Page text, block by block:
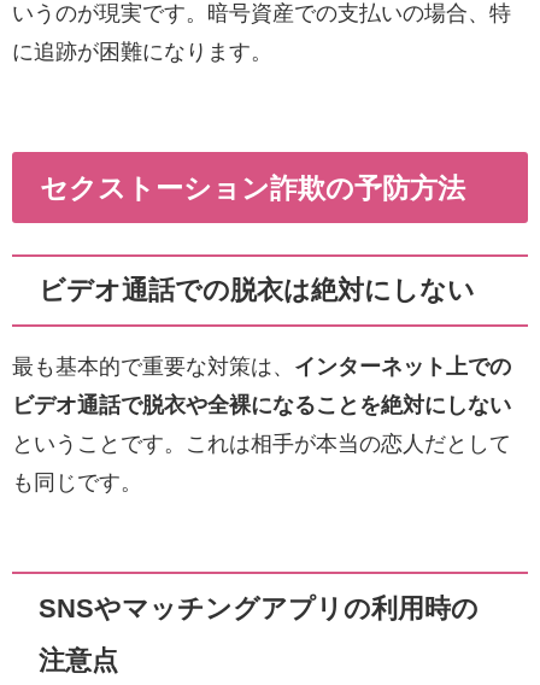
いうのが現実です。暗号資産での支払いの場合、特
に追跡が困難になります。
セクストーション詐欺の予防方法
ビデオ通話での脱衣は絶対にしない
最も基本的で重要な対策は、 インターネット上での
ビデオ通話で脱衣や全裸になることを絶対にしない
ということです。これは相手が本当の恋人だとして
も同じです。
SNSやマッチングアプリの利用時の
注意点